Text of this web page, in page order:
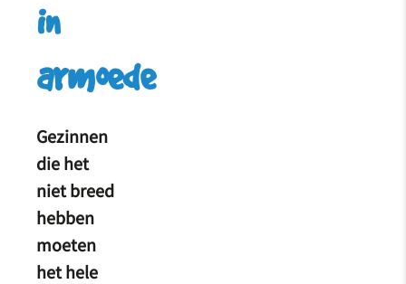
in
armoede
Gezinnen
die het
niet breed
hebben
moeten
het hele